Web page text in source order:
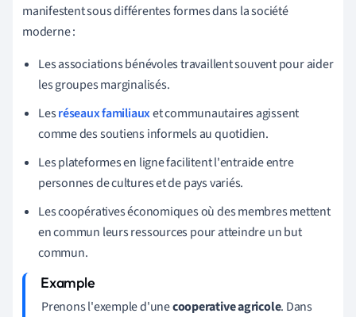
manifestent sous différentes formes dans la société
moderne :
Les associations bénévoles travaillent souvent pour aider
les groupes marginalisés.
Lesréseaux familiauxet communautaires agissent
comme des soutiens informels au quotidien.
Les plateformes en ligne facilitent l'entraide entre
personnes de cultures et de pays variés.
Les coopératives économiques où des membres mettent
en commun leurs ressources pour atteindre un but
commun.
Prenons l'exemple d'unecooperative agricole. Dans